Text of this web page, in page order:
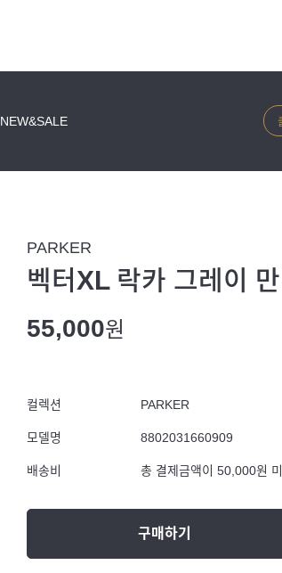
NEW&SALE
PARKER
벡터XL 락카 그레이
55,000원
컬렉션 PARKER
모델명 8802031660909
배송비 총 결제금액이 50,000원
구매하기